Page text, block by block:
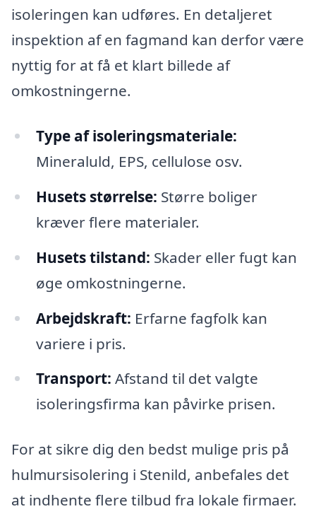
isoleringen kan udføres. En detaljeret
inspektion af en fagmand kan derfor være
nyttig for at få et klart billede af
omkostningerne.
Type af isoleringsmateriale:
Mineraluld, EPS, cellulose osv.
Husets størrelse: Større boliger
kræver flere materialer.
Husets tilstand: Skader eller fugt kan
øge omkostningerne.
Arbejdskraft: Erfarne fagfolk kan
variere i pris.
Transport: Afstand til det valgte
isoleringsfirma kan påvirke prisen.
For at sikre dig den bedst mulige pris på
hulmursisolering i Stenild, anbefales det
at indhente flere tilbud fra lokale firmaer.